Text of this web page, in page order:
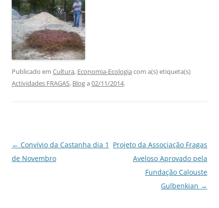
Publicado em Cultura, Economia-Ecologia com a(s) etiqueta(s)
Actividades FRAGAS, Bloga 02/11/2014.
Navegação
de
← Convívio da Castanha dia 1
de Novembro
Projeto da Associação Fragas
Aveloso Aprovado pela
Fundação Calouste
Gulbenkian →